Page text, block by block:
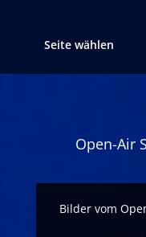
Seite wählen
Open-Air
Bilder vom